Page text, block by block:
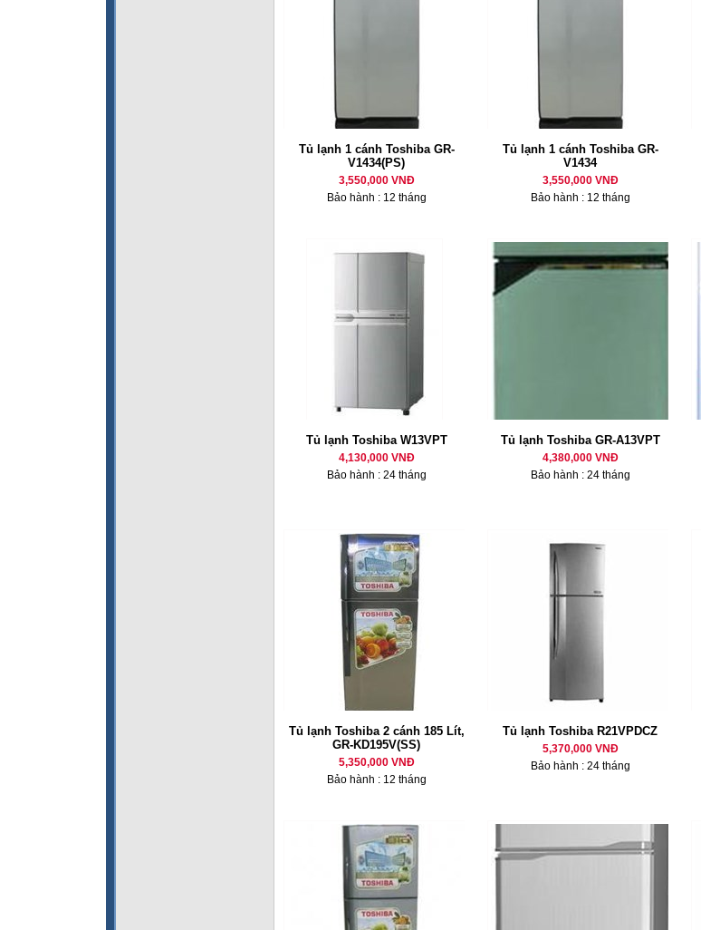
Tủ lạnh 1 cánh Toshiba GR-
V1434(PS)
3,550,000 VNĐ
Bảo hành : 12 tháng
Tủ lạnh 1 cánh Toshiba GR-
V1434
3,550,000 VNĐ
Bảo hành : 12 tháng
Tủ lạnh Toshiba W13VPT
4,130,000 VNĐ
Bảo hành : 24 tháng
Tủ lạnh Toshiba GR-A13VPT
4,380,000 VNĐ
Bảo hành : 24 tháng
Tủ lạnh Toshiba 2 cánh 185 Lít,
GR-KD195V(SS)
5,350,000 VNĐ
Bảo hành : 12 tháng
Tủ lạnh Toshiba R21VPDCZ
5,370,000 VNĐ
Bảo hành : 24 tháng